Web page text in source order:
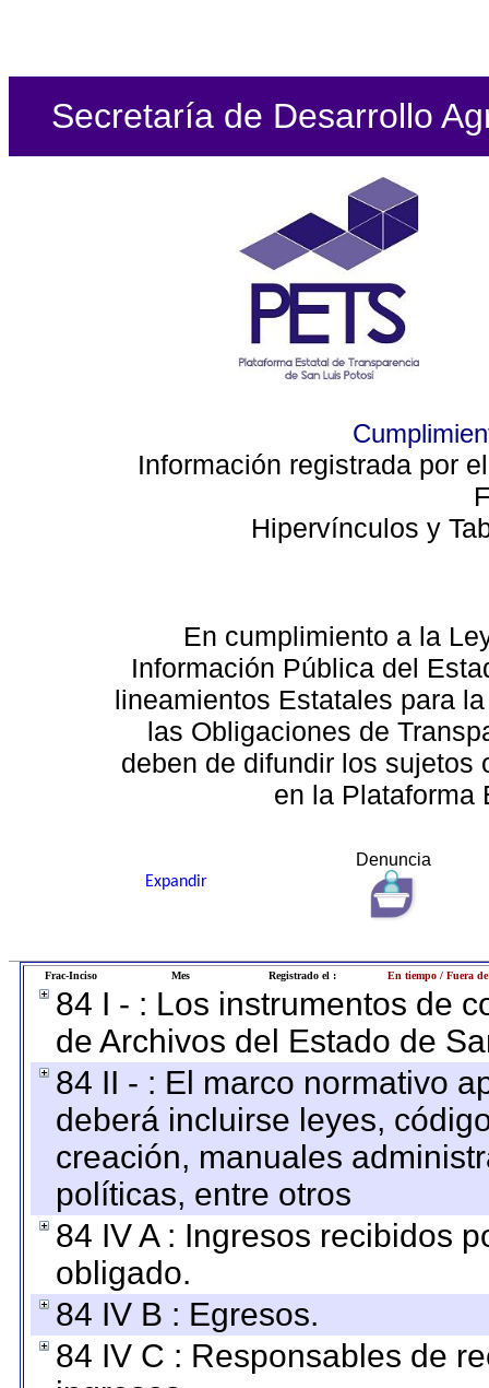
Secretaría de Desarrollo
Información registrada por
Hipervínculos y
En cumplimiento a la
Información Pública del
lineamientos Estatales para
las Obligaciones de
deben de difundir los sujetos
en la Plataforma
Denuncia
Expandir
Frac-Inciso Mes Registrado el : En tiempo / Fuera
84 I - : Los instrumentos de
de Archivos del Estado de
84 II - : El marco normativo
deberá incluirse leyes,
creación, manuales
políticas, entre otros
84 IV A : Ingresos recibidos
obligado.
84 IV B : Egresos.
84 IV C : Responsables de